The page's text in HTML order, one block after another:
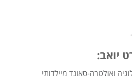
יואב:
ואולטרה-סאונד מיילדותי